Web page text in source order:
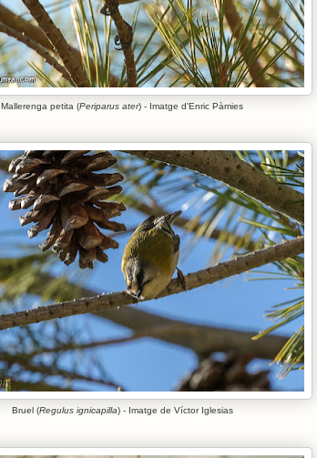
Mallerenga petita (Periparus ater) - Imatge d'Enric Pàmies
Bruel (Regulus ignicapilla) - Imatge de Víctor Iglesias